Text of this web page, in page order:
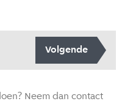
Volgende
Neem dan contact